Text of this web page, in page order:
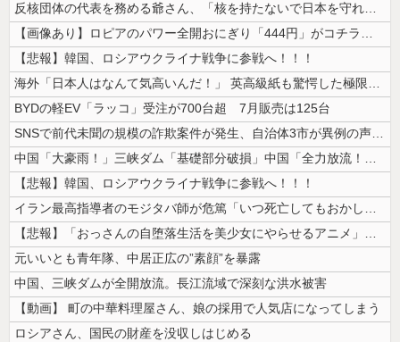
反核団体の代表を務める爺さん、「核を持たないで日本を守れますか」と中学...
【画像あり】ロピアのパワー全開おにぎり「444円」がコチラｗｗｗｗｗ
【悲報】韓国、ロシアウクライナ戦争に参戦へ！！！
海外「日本人はなんて気高いんだ！」 英高級紙も驚愕した極限の中の日本人...
BYDの軽EV「ラッコ」受注が700台超 7月販売は125台
SNSで前代未聞の規模の詐欺案件が発生、自治体3市が異例の声明を発表し...
中国「大豪雨！」三峡ダム「基礎部分破損」中国「全力放流！」台風13号「...
【悲報】韓国、ロシアウクライナ戦争に参戦へ！！！
イラン最高指導者のモジタバ師が危篤「いつ死亡してもおかしくない」…イラ...
【悲報】「おっさんの自堕落生活を美少女にやらせるアニメ」、増えすぎてフ...
元いいとも青年隊、中居正広の”素顔”を暴露
中国、三峡ダムが全開放流。長江流域で深刻な洪水被害
【動画】 町の中華料理屋さん、娘の採用で人気店になってしまう
ロシアさん、国民の財産を没収しはじめる